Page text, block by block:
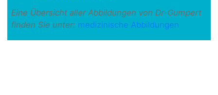
Eine Übersicht aller Abbildungen von Dr-Gumpert
finden Sie unter: medizinische Abbildungen